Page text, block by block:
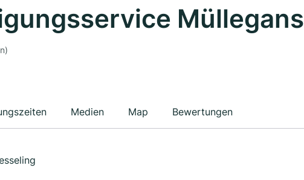
Müllegans
Medien Map Bewertungen